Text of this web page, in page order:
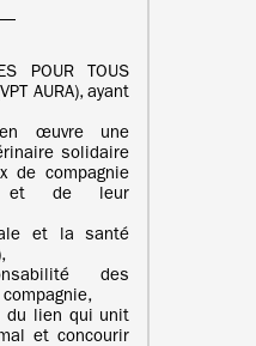
POUR TOUS
AURA), ayant
en œuvre une
solidaire
de compagnie
et de leur
et la santé
des
du lien qui unit
et concourir